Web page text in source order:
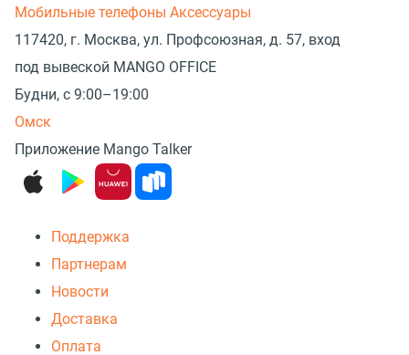
Мобильные телефоны Аксессуары
117420, г. Москва, ул. Профсоюзная, д. 57, вход
под вывеской MANGO OFFICE
Будни, с 9:00–19:00
Омск
Приложение Mango Talker
Поддержка
Партнерам
Новости
Доставка
Оплата